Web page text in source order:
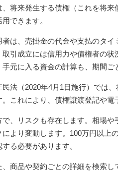
、将来発生する債権（これを将
用できます。
者は、売掛金の代金や支払のタ
取引成立には信用力や債権者の
手元に入る資金の計算も、期間ご
民法（2020年4月1日施行）では
。これにより、債権譲渡登記や
で、リスクも存在します。相場
により変動します。100万円以上
する必要があります。
、商品や契約ごとの詳細を検索